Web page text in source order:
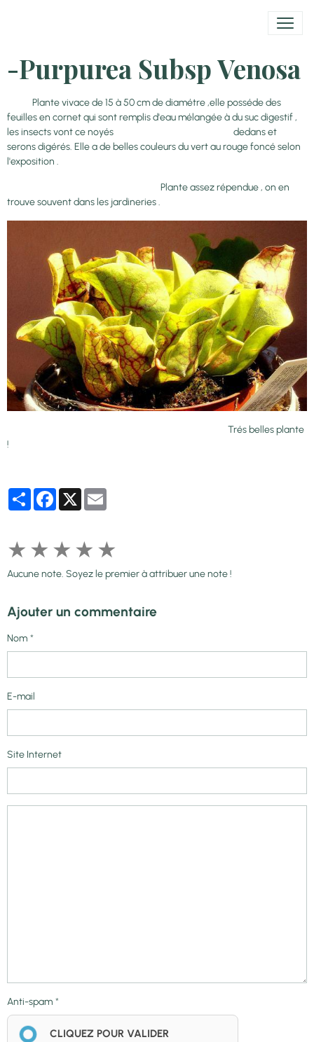
-Purpurea Subsp Venosa
Plante vivace de 15 à 50 cm de diamétre ,elle posséde des
feuilles en cornet qui sont remplis d'eau mélangée à du suc digestif ,
les insects vont ce noyés dedans et
serons digérés. Elle a de belles couleurs du vert au rouge foncé selon
l'exposition .
Plante assez répendue , on en
trouve souvent dans les jardineries .
Trés belles plante
!
PartagerFacebook
X
★ ★ ★ ★ ★
Aucune note. Soyez le premier à attribuer une note !
Ajouter un commentaire
Nom
E-mail
Site Internet
Anti-spam
CLIQUEZ POUR VALIDER